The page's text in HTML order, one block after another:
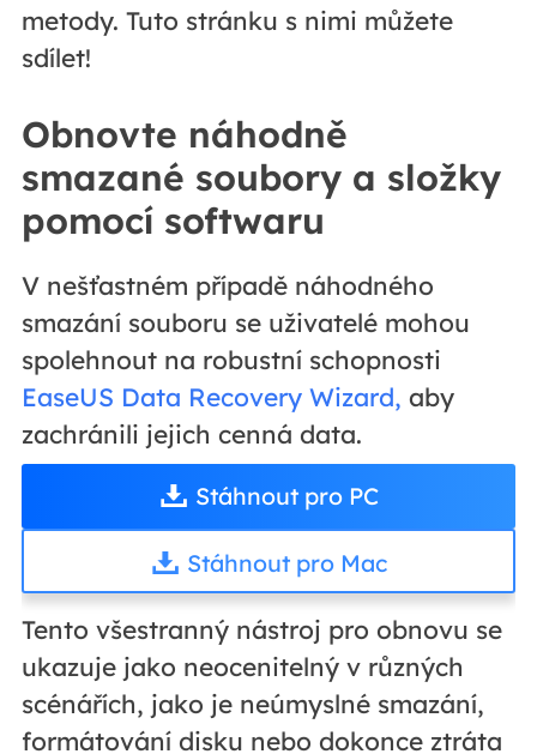
metody. Tuto stránku s nimi můžete
sdílet!
Obnovte náhodně
smazané soubory a složky
pomocí softwaru
V nešťastném případě náhodného
smazání souboru se uživatelé mohou
spolehnout na robustní schopnosti
EaseUS Data Recovery Wizard, aby
zachránili jejich cenná data.
Stáhnout pro PC
Stáhnout pro Mac
Tento všestranný nástroj pro obnovu se
ukazuje jako neocenitelný v různých
scénářích, jako je neúmyslné smazání,
formátování disku nebo dokonce ztráta